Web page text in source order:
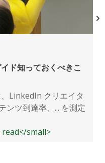
ド知っておくべきこ
LinkedIn クリエイタ
ンツ到達率、... を測定
small>